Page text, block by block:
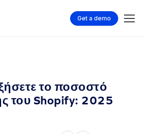
Get a demo
το ποσοστό
του Shopify: 2025